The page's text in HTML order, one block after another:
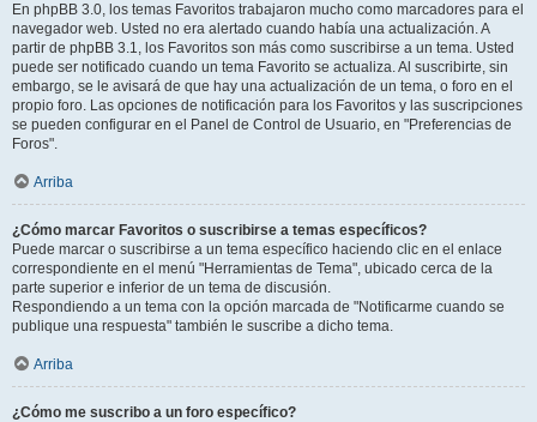
En phpBB 3.0, los temas Favoritos trabajaron mucho como marcadores para el
navegador web. Usted no era alertado cuando había una actualización. A
partir de phpBB 3.1, los Favoritos son más como suscribirse a un tema. Usted
puede ser notificado cuando un tema Favorito se actualiza. Al suscribirte, sin
embargo, se le avisará de que hay una actualización de un tema, o foro en el
propio foro. Las opciones de notificación para los Favoritos y las suscripciones
se pueden configurar en el Panel de Control de Usuario, en "Preferencias de
Foros".
Arriba
¿Cómo marcar Favoritos o suscribirse a temas específicos?
Puede marcar o suscribirse a un tema específico haciendo clic en el enlace
correspondiente en el menú "Herramientas de Tema", ubicado cerca de la
parte superior e inferior de un tema de discusión.
Respondiendo a un tema con la opción marcada de "Notificarme cuando se
publique una respuesta" también le suscribe a dicho tema.
Arriba
¿Cómo me suscribo a un foro específico?